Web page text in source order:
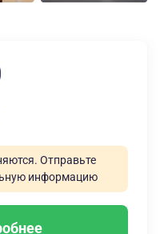
Отправьте
информацию